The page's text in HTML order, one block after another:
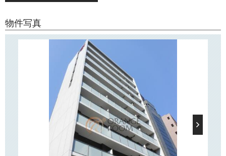
○周辺環境○
「スカイコートパレス後楽園」は白山通りに面して建っており、周辺に
はコンビニや飲食店、ドラッグストアなどがございます。
白山通り沿いに「マルエツ」がございます。また徒歩圏内には「ダイエ
後楽園駅前には文京区役所「文京シビックセンター」や複合アミューズ
メント施設「東京ドームシティ」などがございます！
物件写真